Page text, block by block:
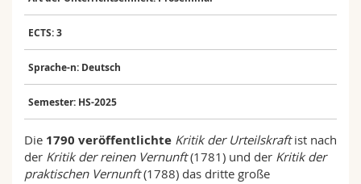
Math.-Nat. und Med. Fak.
Interfakultär
Mitarbeitende
Doktorierende
Webmail
MyUnifr
ECTS: 3
Sprache-n: Deutsch
Semester: HS-2025
Die 1790 veröffentlichte Kritik der Urteilskraftist nach
der Kritik der reinen Vernunft(1781) und der Kritik der
praktischen Vernunft(1788) das dritte große